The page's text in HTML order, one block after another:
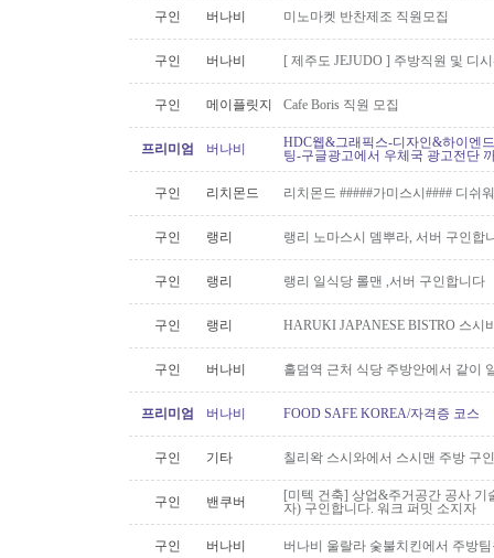
구인 버나비 미노마켓 반찬제조 직원모집
구인 버나비 [ 제주도 JEJUDO ] 주방직원 및 디
구인 메이플릿지 Cafe Boris 직원 모집
프리미엄 버나비
HDC웹&그래픽스-디자인&하이엔
팅-구글광고에서 우체국 광고전단
구인 리치몬드 리치몬드 #####가미스시#### 디쉬
구인 랭리 랭리 노마스시 뎀뿌라, 서버 구인합
구인 랭리 랭리 일식당 롤맨 ,서버 구인합니다
구인 랭리 HARUKI JAPANESE BISTRO 스시
구인 버나비 홀덤역 근처 식당 주방안에서 같이
프리미엄 버나비 FOOD SAFE KOREA/자격증 코스
구인 기타 칠리왁 스시와에서 스시맨 주방 구
구인 밴쿠버
[미텍 건축] 상업&주거공간 공사
자) 구인합니다. 워크 퍼밋 소지자
구인 버나비 버나비 울랄라 숯불치킨에서 주방